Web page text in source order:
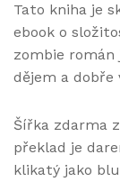
Tato kniha je
ebook o
zombie román
dějem a dobře
Šířka zdarma
překlad je
klikatý jako